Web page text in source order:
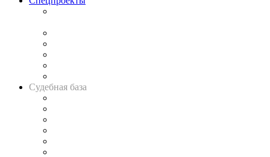
Судебная база